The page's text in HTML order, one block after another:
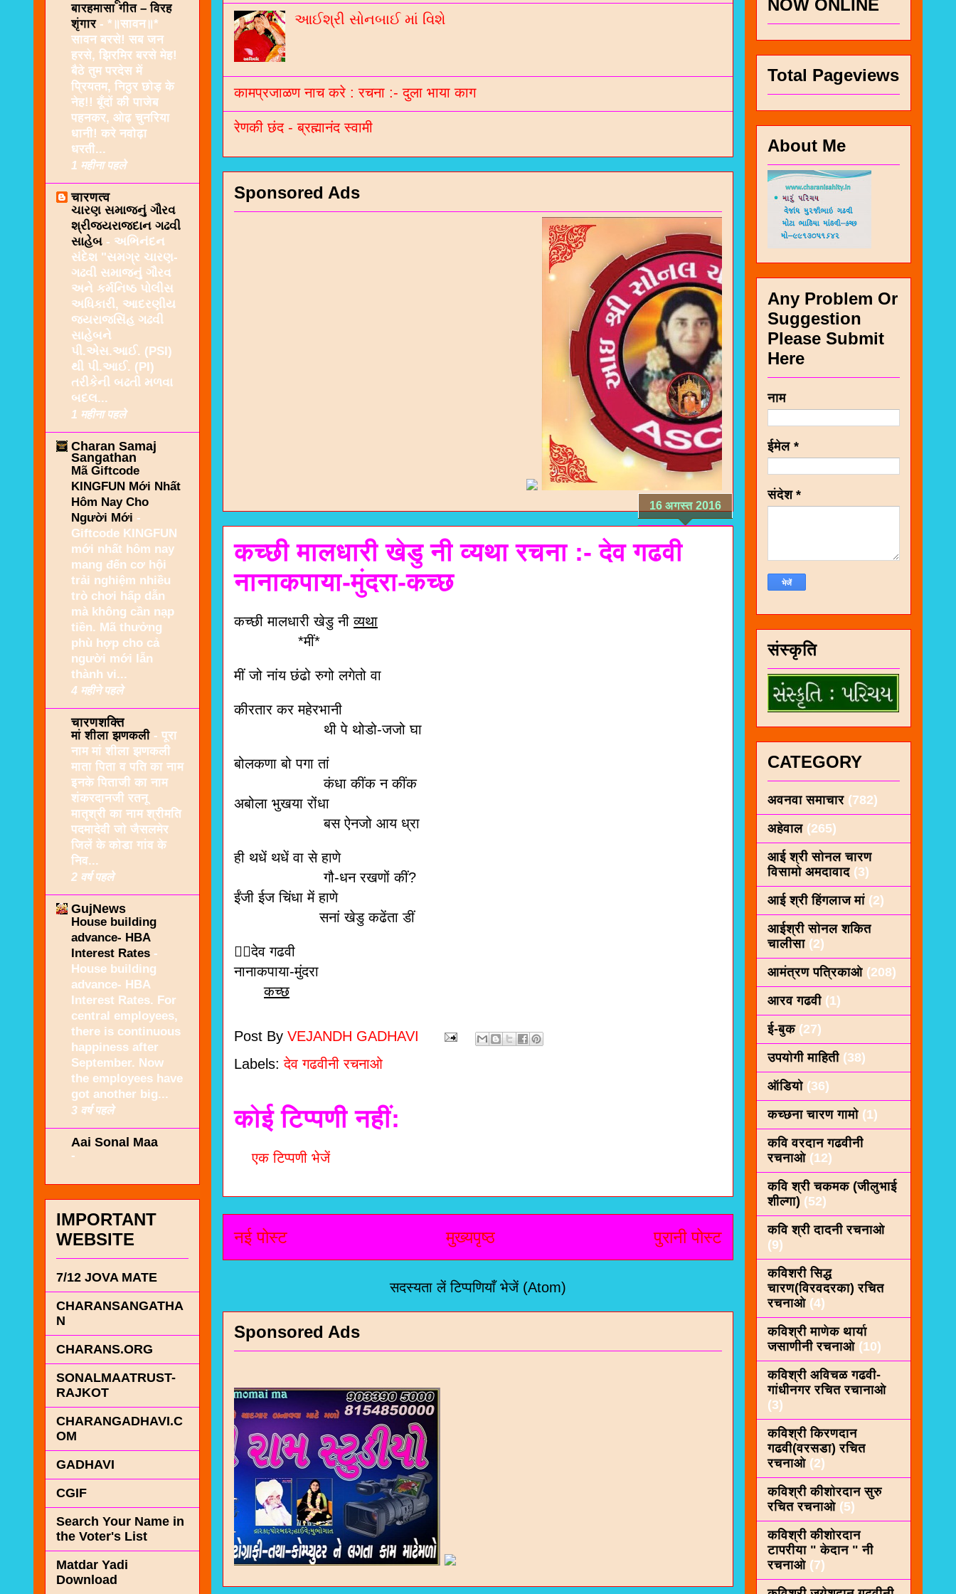
આઈશ્રી સોનબાઈ માં વિશે
कामप्रजाळण नाच करे : रचना :- दुला भाया काग
रेणकी छंद - ब्रह्मानंद स्वामी
Sponsored Ads
16 अगस्त 2016
कच्छी मालधारी खेडु नी व्यथा रचना :- देव गढवी
नानाकपाया-मुंदरा-कच्छ
कच्छी मालधारी खेडु नीव्यथा
*मीं*
मीं जो नांय छंढो रुगो लगेतो वा
कीरतार कर महेरभानी
थी पे थोडो-जजो घा
बोलकणा बो पगा तां
कंधा कींक न कींक
अबोला भुखया रोंधा
बस ऐनजो आय ध्रा
ही थधें थधें वा से हाणे
गौ-धन रखणों कीं?
ईंजी ईज चिंधा में हाणे
सनां खेडु कढेंता डीं
✍🏻देव गढवी
नानाकपाया-मुंदरा
कच्छ
Post By VEJANDH GADHAVI
Labels:देव गढवीनी रचनाओ
कोई टिप्पणी नहीं:
एक टिप्पणी भेजें
नई पोस्ट पुरानी पोस्ट
मुख्यपृष्ठ
सदस्यता लेंटिप्पणियाँ भेजें (Atom)
Sponsored Ads
बारहमासा गीत – विरह
शृंगार - *॥सावन॥*
सावन बरसे! सब जन
हरसे, झिरमिर बरसे मेह!
बैठे तुम परदेस में
प्रियतम, निठुर छोड़ के
नेह!! बूँदों की पाजेब
पहनकर, ओढ़ चुनरिया
धानी! करे नवोढ़ा
धरती...
1 महीना पहले
चारणत्व
ચારણ સમાજનું ગૌરવ
શ્રીજયરાજદાન ગઢવી
સાહેબ - અભિનંદન
સંદેશ "સમગ્ર ચારણ-
ગઢવી સમાજનું ગૌરવ
અને કર્મનિષ્ઠ પોલીસ
અધિકારી, આદરણીય
જયરાજસિંહ ગઢવી
સાહેબને
પી.એસ.આઈ. (PSI)
થી પી.આઈ. (PI)
તરીકેની બઢતી મળવા
બદલ...
1 महीना पहले
Charan Samaj
Sangathan
Mã Giftcode
KINGFUN Mới Nhất
Hôm Nay Cho
Người Mới -
Giftcode KINGFUN
mới nhất hôm nay
mang đến cơ hội
trải nghiệm nhiều
trò chơi hấp dẫn
mà không cần nạp
tiền. Mã thưởng
phù hợp cho cả
người mới lẫn
thành vi...
4 महीने पहले
चारणशक्ति
मां शीला झणकली - पूरा
नाम मां शीला झणकली
माता पिता व पति का नाम
इनके पिताजी का नाम
शंकरदानजी रतनू
मातृश्री का नाम श्रीमति
पदमादेवी जो जैसलमेर
जिलें के कोडा गांव के
निव...
2 वर्ष पहले
GujNews
House building
advance- HBA
Interest Rates -
House building
advance- HBA
Interest Rates. For
central employees,
there is continuous
happiness after
September. Now
the employees have
got another big...
3 वर्ष पहले
Aai Sonal Maa
-
IMPORTANT
WEBSITE
7/12 JOVA MATE
CHARANSANGATHA
N
CHARANS.ORG
SONALMAATRUST-
RAJKOT
CHARANGADHAVI.C
OM
GADHAVI
CGIF
Search Your Name in
the Voter's List
Matdar Yadi
Download
NOW ONLINE
Total Pageviews
About Me
Any Problem Or
Suggestion
Please Submit
Here
नाम
ईमेल *
संदेश *
संस्कृति
CATEGORY
अवनवा समाचार (782)
अहेवाल (265)
आई श्री सोनल चारण
विसामो अमदावाद (3)
आई श्री हिंगलाज मां (2)
आईश्री सोनल शकित
चालीसा (2)
आमंत्रण पत्रिकाओ (208)
आरव गढवी (1)
ई-बुक (27)
उपयोगी माहिती (38)
ऑडियो (36)
कच्छना चारण गामो (1)
कवि वरदान गढवीनी
रचनाओ (12)
कवि श्री चकमक (जीलुभाई
शील्गा) (52)
कवि श्री दादनी रचनाओ
(9)
कविशरी सिद्ध
चारण(विरवदरका) रचित
रचनाओ (4)
कविश्री माणेक थार्या
जसाणीनी रचनाओ (10)
कविश्री अविचळ गढवी-
गांधीनगर रचित रचानाओ
(3)
कविश्री किरणदान
गढवी(वरसडा) रचित
रचनाओ (2)
कविश्री कीशाेरदान सुरु
रचित रचनाओ (5)
कविश्री कीशोरदान
टापरीया " केदान " नी
रचनाओ (7)